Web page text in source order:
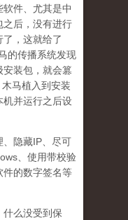
件、尤其是中
之后，没有进行
，这就给了
的传播系统发现
装包，就会篡
马植入到安装
机并运行之后设
、隐藏IP、尽可
、使用带校验
件的数字签名等
什么没受到保